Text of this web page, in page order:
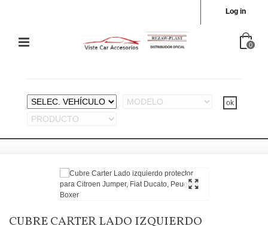
Log in
0
CUBRE CARTER LADO IZQUIERDO